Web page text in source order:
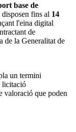
base de
fins al 14
l'eina digital
de
de la Generalitat de
un termini
licitació
valoració que poden